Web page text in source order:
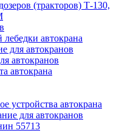
(тракторов) Т-130,
лебедки автокрана
для автокранов
автокранов
автокрана
устройства автокрана
для автокранов
55713